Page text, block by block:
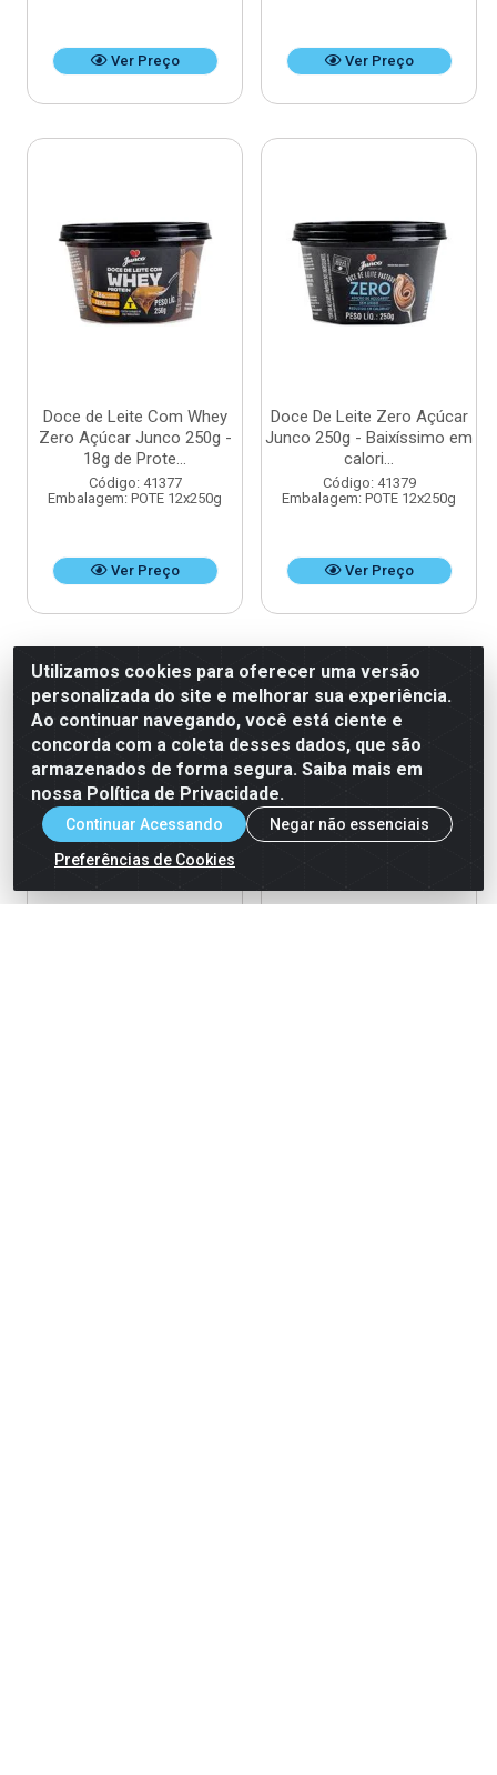
Ver Preço Ver Preço
Doce de Leite Com Whey
Zero Açúcar Junco 250g -
18g de Prote...
Código: 41377
Embalagem: POTE 12x250g
Ver Preço
Doce De Leite Zero Açúcar
Junco 250g - Baixíssimo em
calori...
Código: 41379
Embalagem: POTE 12x250g
Ver Preço
Utilizamos cookies para oferecer uma versão
personalizada do site e melhorar sua experiência.
Ao continuar navegando, você está ciente e
concorda com a coleta desses dados, que são
armazenados de forma segura. Saiba mais em
nossa Política de Privacidade.
Continuar Acessando
Negar não essenciais
Preferências de Cookies